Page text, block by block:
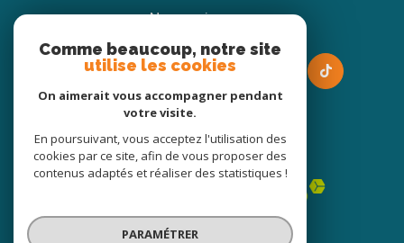
nous suivre sur
Adhérents
Comme beaucoup, notre site
utilise les cookies
On aimerait vous accompagner pendant
votre visite.
En poursuivant, vous acceptez l'utilisation des
cookies par ce site, afin de vous proposer des
contenus adaptés et réaliser des statistiques !
PARAMÉTRER